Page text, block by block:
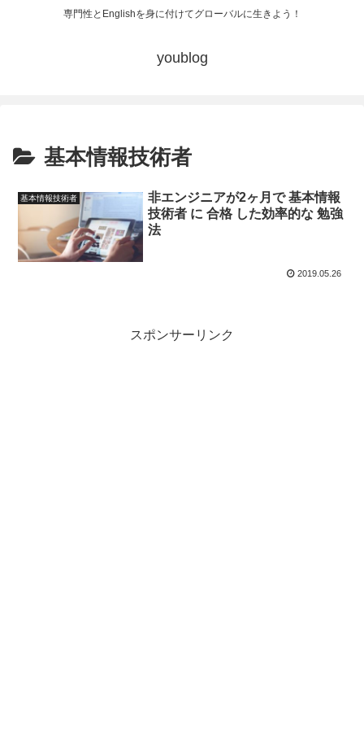
専門性とEnglishを身に付けてグローバルに生きよう！
youblog
基本情報技術者
基本情報技術者
非エンジニアが2ヶ月で 基本情報
技術者 に 合格 した効率的な 勉強
法
2019.05.26
スポンサーリンク